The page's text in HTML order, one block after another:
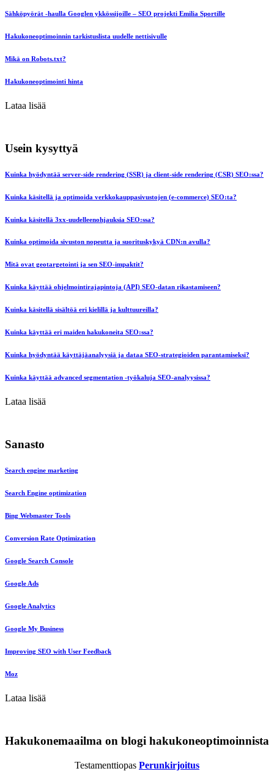
Sähköpyörät -haulla Googlen ykkössijoille – SEO projekti Emilia Sportille
Hakukoneoptimoinnin tarkistuslista uudelle nettisivulle
Mikä on Robots.txt?
Hakukoneoptimointi hinta
Lataa lisää
Usein kysyttyä
Kuinka hyödyntää server-side rendering (SSR) ja client-side rendering (CSR) SEO:ssa?
Kuinka käsitellä ja optimoida verkkokauppasivustojen (e-commerce) SEO:ta?
Kuinka käsitellä 3xx-uudelleenohjauksia SEO:ssa?
Kuinka optimoida sivuston nopeutta ja suorituskykyä CDN:n avulla?
Mitä ovat geotargetointi ja sen SEO-impaktit?
Kuinka käyttää ohjelmointirajapintoja (API) SEO-datan rikastamiseen?
Kuinka käsitellä sisältöä eri kielillä ja kulttuureilla?
Kuinka käyttää eri maiden hakukoneita SEO:ssa?
Kuinka hyödyntää käyttäjäanalyysiä ja dataa SEO-strategioiden parantamiseksi?
Kuinka käyttää advanced segmentation -työkaluja SEO-analyysissa?
Lataa lisää
Sanasto
Search engine marketing
Search Engine optimization
Bing Webmaster Tools
Conversion Rate Optimization
Google Search Console
Google Ads
Google Analytics
Google My Business
Improving SEO with User Feedback
Moz
Lataa lisää
Hakukonemaailma on blogi hakukoneoptimoinnista
Testamenttiopas Perunkirjoitus